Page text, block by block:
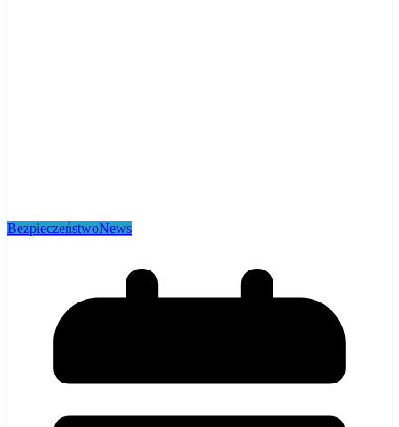
BezpieczeństwoNews